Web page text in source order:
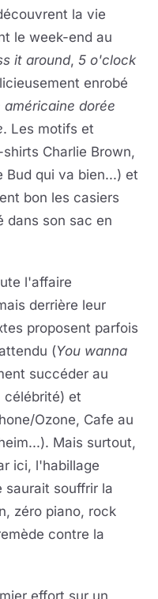
la vie
le week-end au
it around, 5 o'clock
enrobé
américaine dorée
. Les motifs et
Charlie Brown,
Bud qui va bien...) et
bon les casiers
dans son sac en
l'affaire
derrière leur
proposent parfois
(You wanna
succéder au
célébrité) et
Ozone, Cafe au
Mais surtout,
ici, l'habillage
saurait souffrir la
zéro piano, rock
contre la
effort sur un